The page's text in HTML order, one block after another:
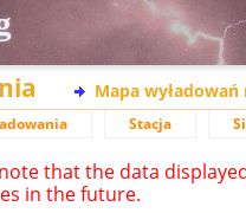
Mapa wyładowań
Stacja
that the data
in the future.